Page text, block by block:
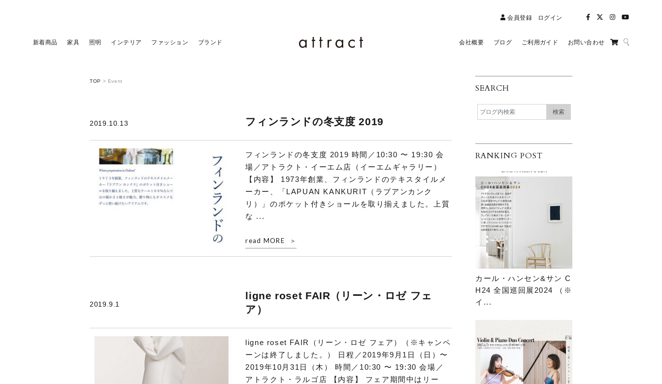
会員登録 ログイン
新着商品 家具 照明 インテリア ファッション ブランド 会社概要 ブログ ご利用ガイド お問い合わせ
TOP > Event
2019.10.13 フィンランドの冬支度 2019
フィンランドの冬支度 2019 時間／10:30 〜 19:30 会
場／アトラクト・イーエム店（イーエムギャラリー）
【内容】 1973年創業、フィンランドのテキスタイルメ
ーカー、「LAPUAN KANKURIT（ラブアンカンク
リ）」のポケット付きショールを取り揃えました。上質
な ...
read MORE
2019.9.1
ligne roset FAIR（リーン・ロゼ フェ
ア）
ligne roset FAIR（リーン・ロゼ フェア）（※キャンペ
ーンは終了しました。） 日程／2019年9月1日（日）〜
2019年10月31日（木） 時間／10:30 〜 19:30 会場／
アトラクト・ラルゴ店 【内容】 フェア期間中はリー
SEARCH
RANKING POST
カール・ハンセン&サン C
H24 全国巡回展2024 （※
イ...